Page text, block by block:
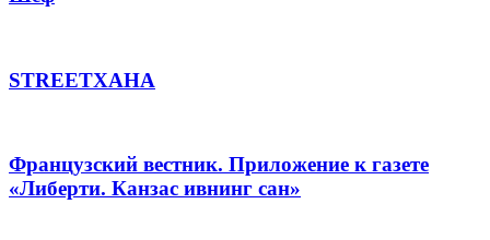
STREETХАНА
Французский вестник. Приложение к газете
«Либерти. Канзас ивнинг сан»